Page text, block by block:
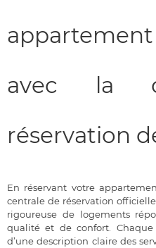
avec la
réservation
En réservant votre
centrale de réservation
rigoureuse de logements
qualité et de confort.
d’une description claire des